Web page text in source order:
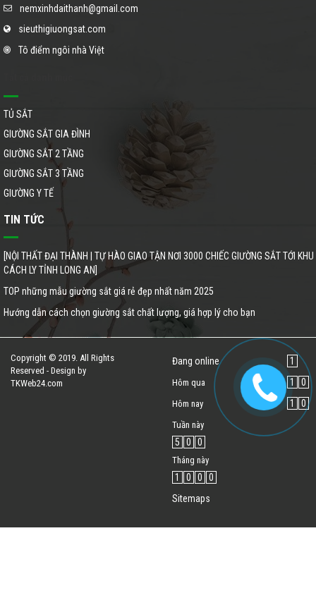
nemxinhdaithanh@gmail.com
sieuthigiuongsat.com
Tô điểm ngôi nhà Việt
TỦ SẮT
GIƯỜNG SẮT GIA ĐÌNH
GIƯỜNG SẮT 2 TẦNG
GIƯỜNG SẮT 3 TẦNG
GIƯỜNG Y TẾ
TIN TỨC
[NỘI THẤT ĐẠI THÀNH | TỰ HÀO GIAO TẬN NƠI 3000 CHIẾC GIƯỜNG SẮT TỚI KHU
CÁCH LY TỈNH LONG AN]
TOP những mẫu giường sắt giá rẻ đẹp nhất năm 2025
Hướng dẫn cách chọn giường sắt chất lượng, giá hợp lý cho bạn
Copyright © 2019. All Rights
Reserved - Design by
TKWeb24.com
Đang online 1
Hôm qua 1 0
Hôm nay 1 0
Tuần này
5 0 0
Tháng này
1 0 0
0
Sitemaps